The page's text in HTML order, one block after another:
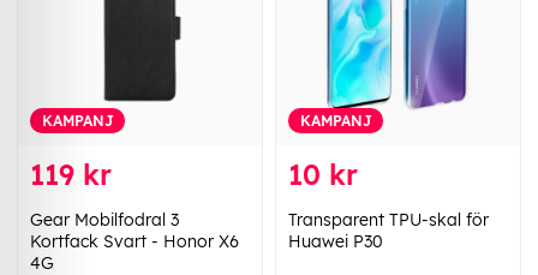
KAMPANJ
119 kr
Gear Mobilfodral 3
Kortfack Svart - Honor X6
4G
KAMPANJ
10 kr
Transparent TPU-skal för
Huawei P30